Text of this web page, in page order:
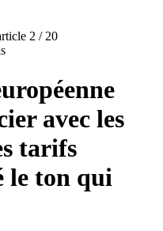
2 / 20
avec les
tarifs
le ton qui